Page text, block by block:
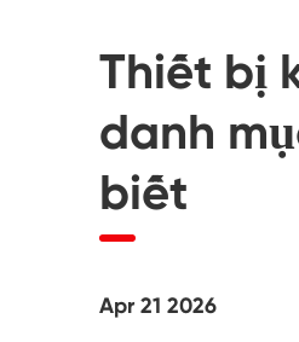
Buồng nhiệt
Buồng phun muối
Máy kiểm tra thời tiết UV
Buồng thử mưa
Thiết bị
danh
biết
Apr 21 2026